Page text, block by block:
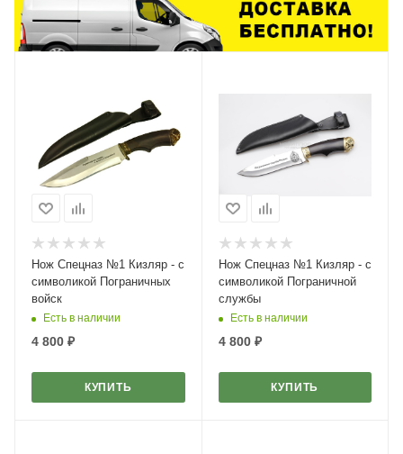
Нож Спецназ №1 Кизляр - с
символикой Пограничных
войск
Есть в наличии
4 800 ₽
КУПИТЬ
Нож Спецназ №1 Кизляр - с
символикой Пограничной
службы
Есть в наличии
4 800₽
КУПИТЬ